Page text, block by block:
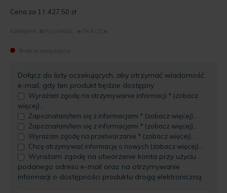
Cena za 1 l: 427.50 zł
Dołącz do listy oczekujących, aby otrzymać wiadomość
e-mail, gdy ten produkt będzie dostępny
Wyrażam zgodę na otrzymywanie informacji * (zobacz
więcej)...
Zapoznałam/łem się z informacjami * (zobacz więcej)...
Zapoznałam/łem się z informacjami * (zobacz więcej)...
Wyrażam zgodę na przetwarzanie * (zobacz więcej)...
Chcę otrzymywać informację o nowych (zobacz więcej)...
Wyrażam zgodę na utworzenie konta przy użyciu
podanego adresu e-mail oraz na otrzymywanie
informacji o dostępności produktu drogą elektroniczną.